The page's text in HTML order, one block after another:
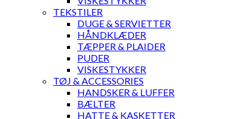
TEKSTILER
DUGE & SERVIETTER
HÅNDKLÆDER
TÆPPER & PLAIDER
PUDER
VISKESTYKKER
TØJ & ACCESSORIES
HANDSKER & LUFFER
BÆLTER
HATTE & KASKETTER